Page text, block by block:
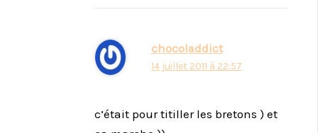
chocoladdict
14 juillet 2011 à 22:57
c’était pour titiller les bretons ) et